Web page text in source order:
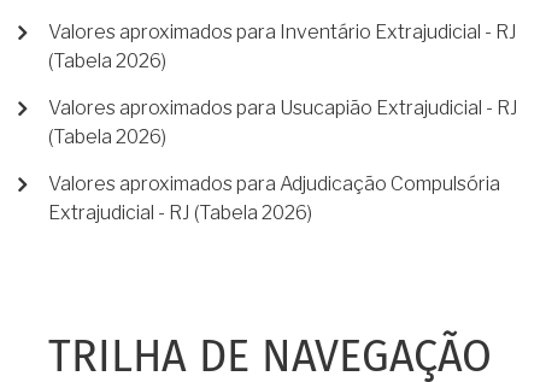
Valores aproximados para Inventário Extrajudicial - RJ
(Tabela 2026)
Valores aproximados para Usucapião Extrajudicial - RJ
(Tabela 2026)
Valores aproximados para Adjudicação Compulsória
Extrajudicial - RJ (Tabela 2026)
TRILHA DE NAVEGAÇÃO